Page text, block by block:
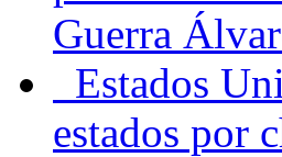
Guerra
Estados
estados por